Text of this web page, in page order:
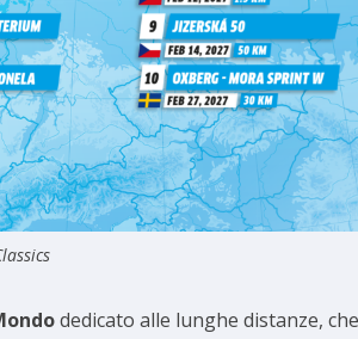
dedicato alle lunghe distanze,